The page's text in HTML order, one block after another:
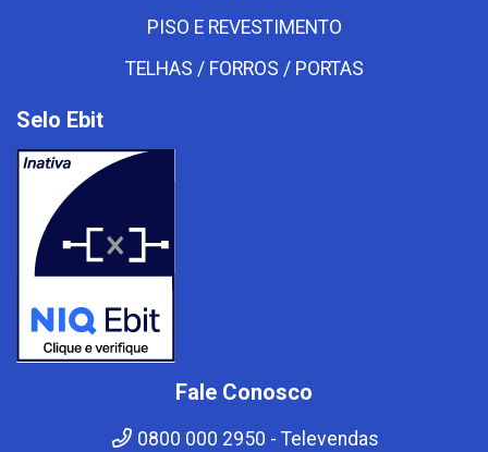
PISO E REVESTIMENTO
TELHAS / FORROS / PORTAS
Selo Ebit
Fale Conosco
0800 000 2950 - Televendas